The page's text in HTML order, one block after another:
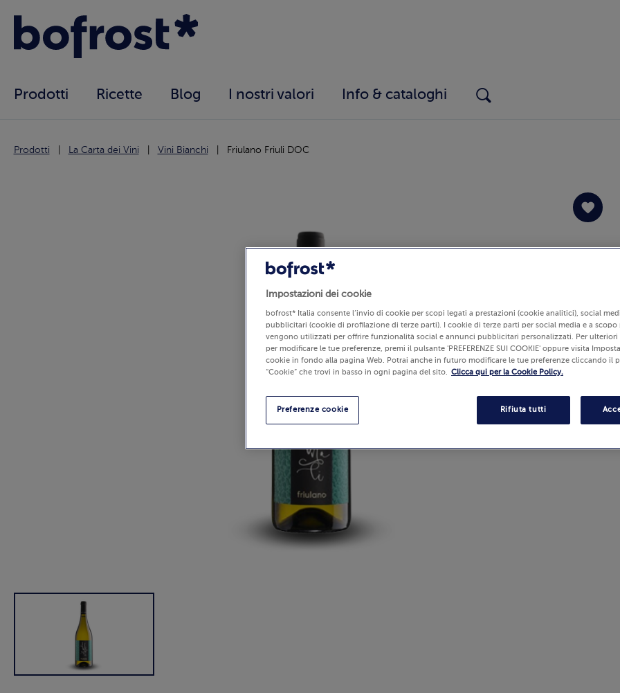
Prodotti Ricette Blog I nostri valori Info & cataloghi
Prodotti La Carta dei Vini Vini Bianchi Friulano Friuli DOC
Impostazioni dei cookie
bofrost* Italia consente l’invio di cookie per scopi legati a prestazioni (cookie analitici), social
pubblicitari (cookie di profilazione di terze parti). I cookie di terze parti per social media e a
vengono utilizzati per offrire funzionalità social e annunci pubblicitari personalizzati. Per
per modificare le tue preferenze, premi il pulsante 'PREFERENZE SUI COOKIE' oppure visita
cookie in fondo alla pagina Web. Potrai anche in futuro modificare le tue preferenze cliccando il
“Cookie” che trovi in basso in ogni pagina del sito. Clicca qui per la Cookie Policy.
Rifiuta tutti
Preferenze cookie